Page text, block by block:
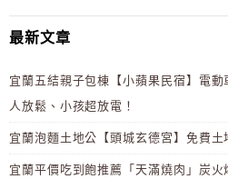
最新文章
宜蘭五結親子包棟【小蘋果民宿】電
人放鬆、小孩超放電！
宜蘭泡麵土地公【頭城玄德宮】免費土
宜蘭平價吃到飽推薦「天滿燒肉」炭